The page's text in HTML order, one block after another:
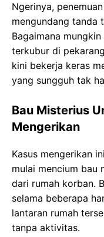
Ngerinya,
mengundang tanda
Bagaimana
terkubur di
kini bekerja keras
yang sungguh tak
Bau Misterius
Mengerikan
Kasus mengerikan
mulai mencium bau
dari rumah korban.
selama beberapa
lantaran rumah
tanpa aktivitas.